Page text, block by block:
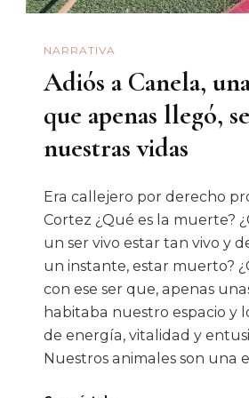
NARRATIVA
Adiós a Canela,
que apenas llegó,
nuestras vidas
Era callejero por derecho
Cortez ¿Qué es la muerte?
un ser vivo estar tan vivo y
un instante, estar muerto?
con ese ser que, apenas
habitaba nuestro espacio y
de energía, vitalidad y
Nuestros animales son una